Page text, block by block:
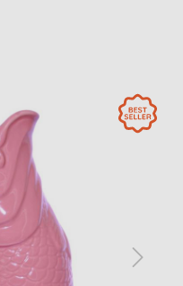
/ Vase XL
erhältlich